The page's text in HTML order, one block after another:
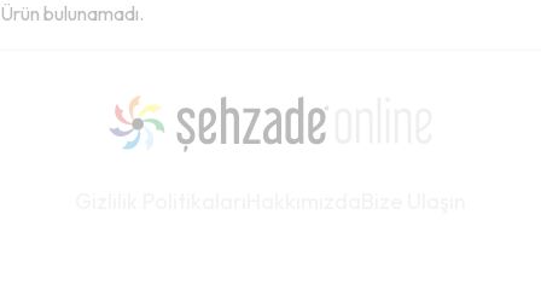
Ürün bulunamadı.